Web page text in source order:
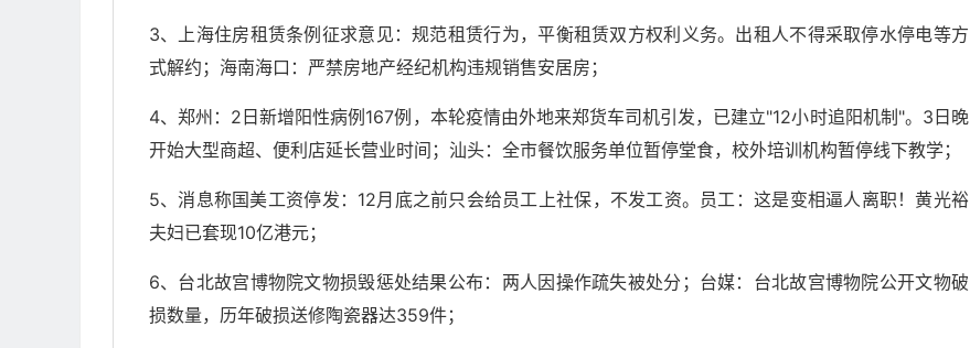
3、上海住房租赁条例征求意见：规范租赁行为，平衡租赁双方权利义务。出租人不得采取停水停电等方
式解约；海南海口：严禁房地产经纪机构违规销售安居房；
4、郑州：2日新增阳性病例167例，本轮疫情由外地来郑货车司机引发，已建立"12小时追阳机制"。3日晚
开始大型商超、便利店延长营业时间；汕头：全市餐饮服务单位暂停堂食，校外培训机构暂停线下教学；
5、消息称国美工资停发：12月底之前只会给员工上社保，不发工资。员工：这是变相逼人离职！黄光裕
夫妇已套现10亿港元；
6、台北故宫博物院文物损毁惩处结果公布：两人因操作疏失被处分；台媒：台北故宫博物院公开文物破
损数量，历年破损送修陶瓷器达359件；